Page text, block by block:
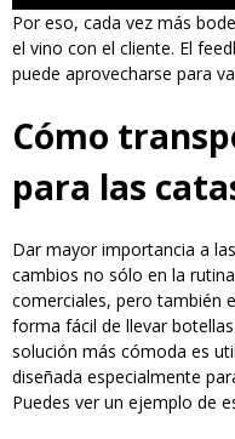
Por eso, cada vez más
el vino con el cliente. El
puede aprovecharse para
Cómo
para las
Dar mayor importancia a
cambios no sólo en la
comerciales, pero también
forma fácil de llevar
solución más cómoda es
diseñada especialmente
Puedes ver un ejemplo de